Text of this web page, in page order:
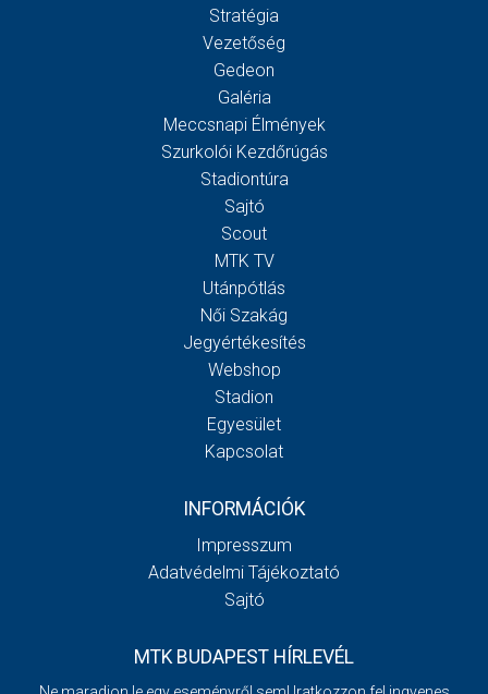
Stratégia
Vezetőség
Gedeon
Galéria
Meccsnapi Élmények
Szurkolói Kezdőrúgás
Stadiontúra
Sajtó
Scout
MTK TV
Utánpótlás
Női Szakág
Jegyértékesítés
Webshop
Stadion
Egyesület
Kapcsolat
INFORMÁCIÓK
Impresszum
Adatvédelmi Tájékoztató
Sajtó
MTK BUDAPEST HÍRLEVÉL